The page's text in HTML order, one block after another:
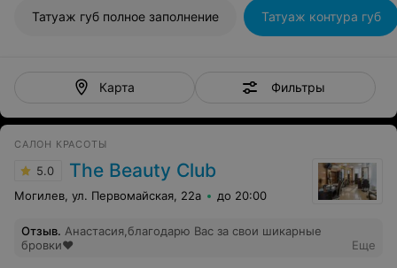
Татуаж губ полное заполнение Татуаж контура губ
Карта Фильтры
САЛОН КРАСОТЫ
5.0 The Beauty Club
Могилев, ул. Первомайская, 22а до 20:00
Отзыв. Анастасия,благодарю Вас за свои шикарные
бровки❤️
Еще